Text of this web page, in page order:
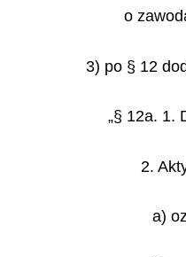
o
3) po § 12
„§ 12a. 1.
2.
a)